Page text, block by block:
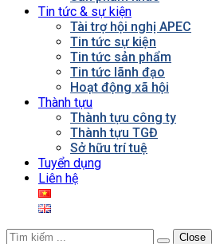
Tin tức & sự kiện
Tài trợ hội nghị APEC
Tin tức sự kiện
Tin tức sản phẩm
Tin tức lãnh đạo
Hoạt động xã hội
Thành tựu
Thành tựu công ty
Thành tựu TGĐ
Sở hữu trí tuệ
Tuyển dụng
Liên hệ
Close